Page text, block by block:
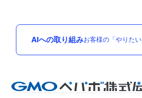
AIへの取り組みお客様の「やりた